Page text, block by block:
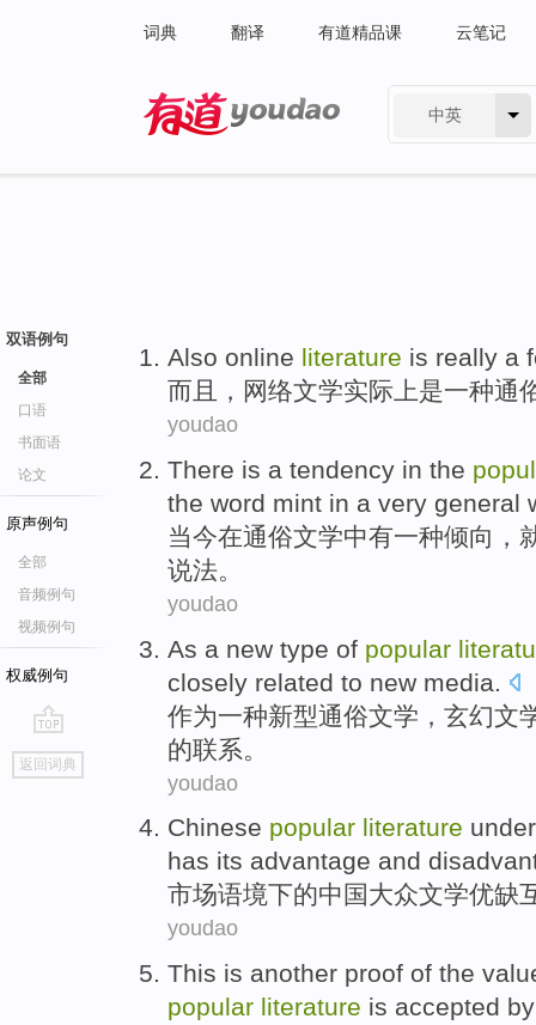
词典 翻译 有道精品课 云笔记
中英
双语例句
全部
口语
书面语
论文
原声例句
全部
音频例句
视频例句
权威例句
go
top
返回词典
Also online literature is really a
而且
， 网络文学实际上是一种通
youdao
There is a tendency in the
the word mint in a very general
当今在通俗文学中有一种倾向 ，
说法。
youdao
As a new type of popular
closely related to new media
作为一种新型通俗文学 ， 玄幻文
的联系。
youdao
Chinese popular literature under
has its advantage and
市场语境下的中国大众文学优缺
youdao
This is another proof of the
popular literature is accepted